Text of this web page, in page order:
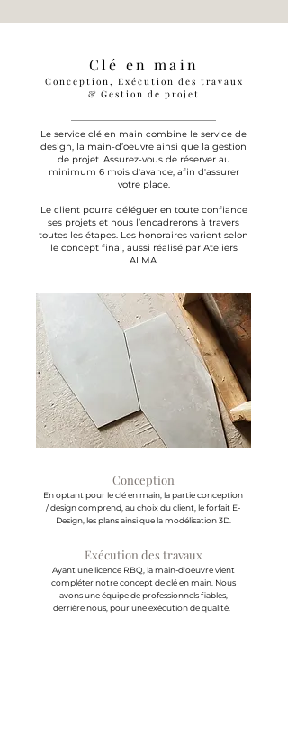
Clé en main
Conception, Exécution des travaux
& Gestion de projet
Le service clé en main combine le service de
design, la main-d’oeuvre ainsi que la gestion
de projet. Assurez-vous de réserver au
minimum 6 mois d'avance, afin d'assurer
votre place.
Le client pourra déléguer en toute confiance
ses projets et nous l’encadrerons à travers
toutes les étapes. Les honoraires varient selon
le concept final, aussi réalisé par Ateliers
ALMA.
Conception
En optant pour le clé en main, la partie conception
/ design comprend, au choix du client, le forfait E-
Design, les plans ainsi que la modélisation 3D.
Exécution des travaux
Ayant une licence RBQ, la main-d'oeuvre vient
compléter notre concept de clé en main. Nous
avons une équipe de professionnels fiables,
derrière nous, pour une exécution de qualité.